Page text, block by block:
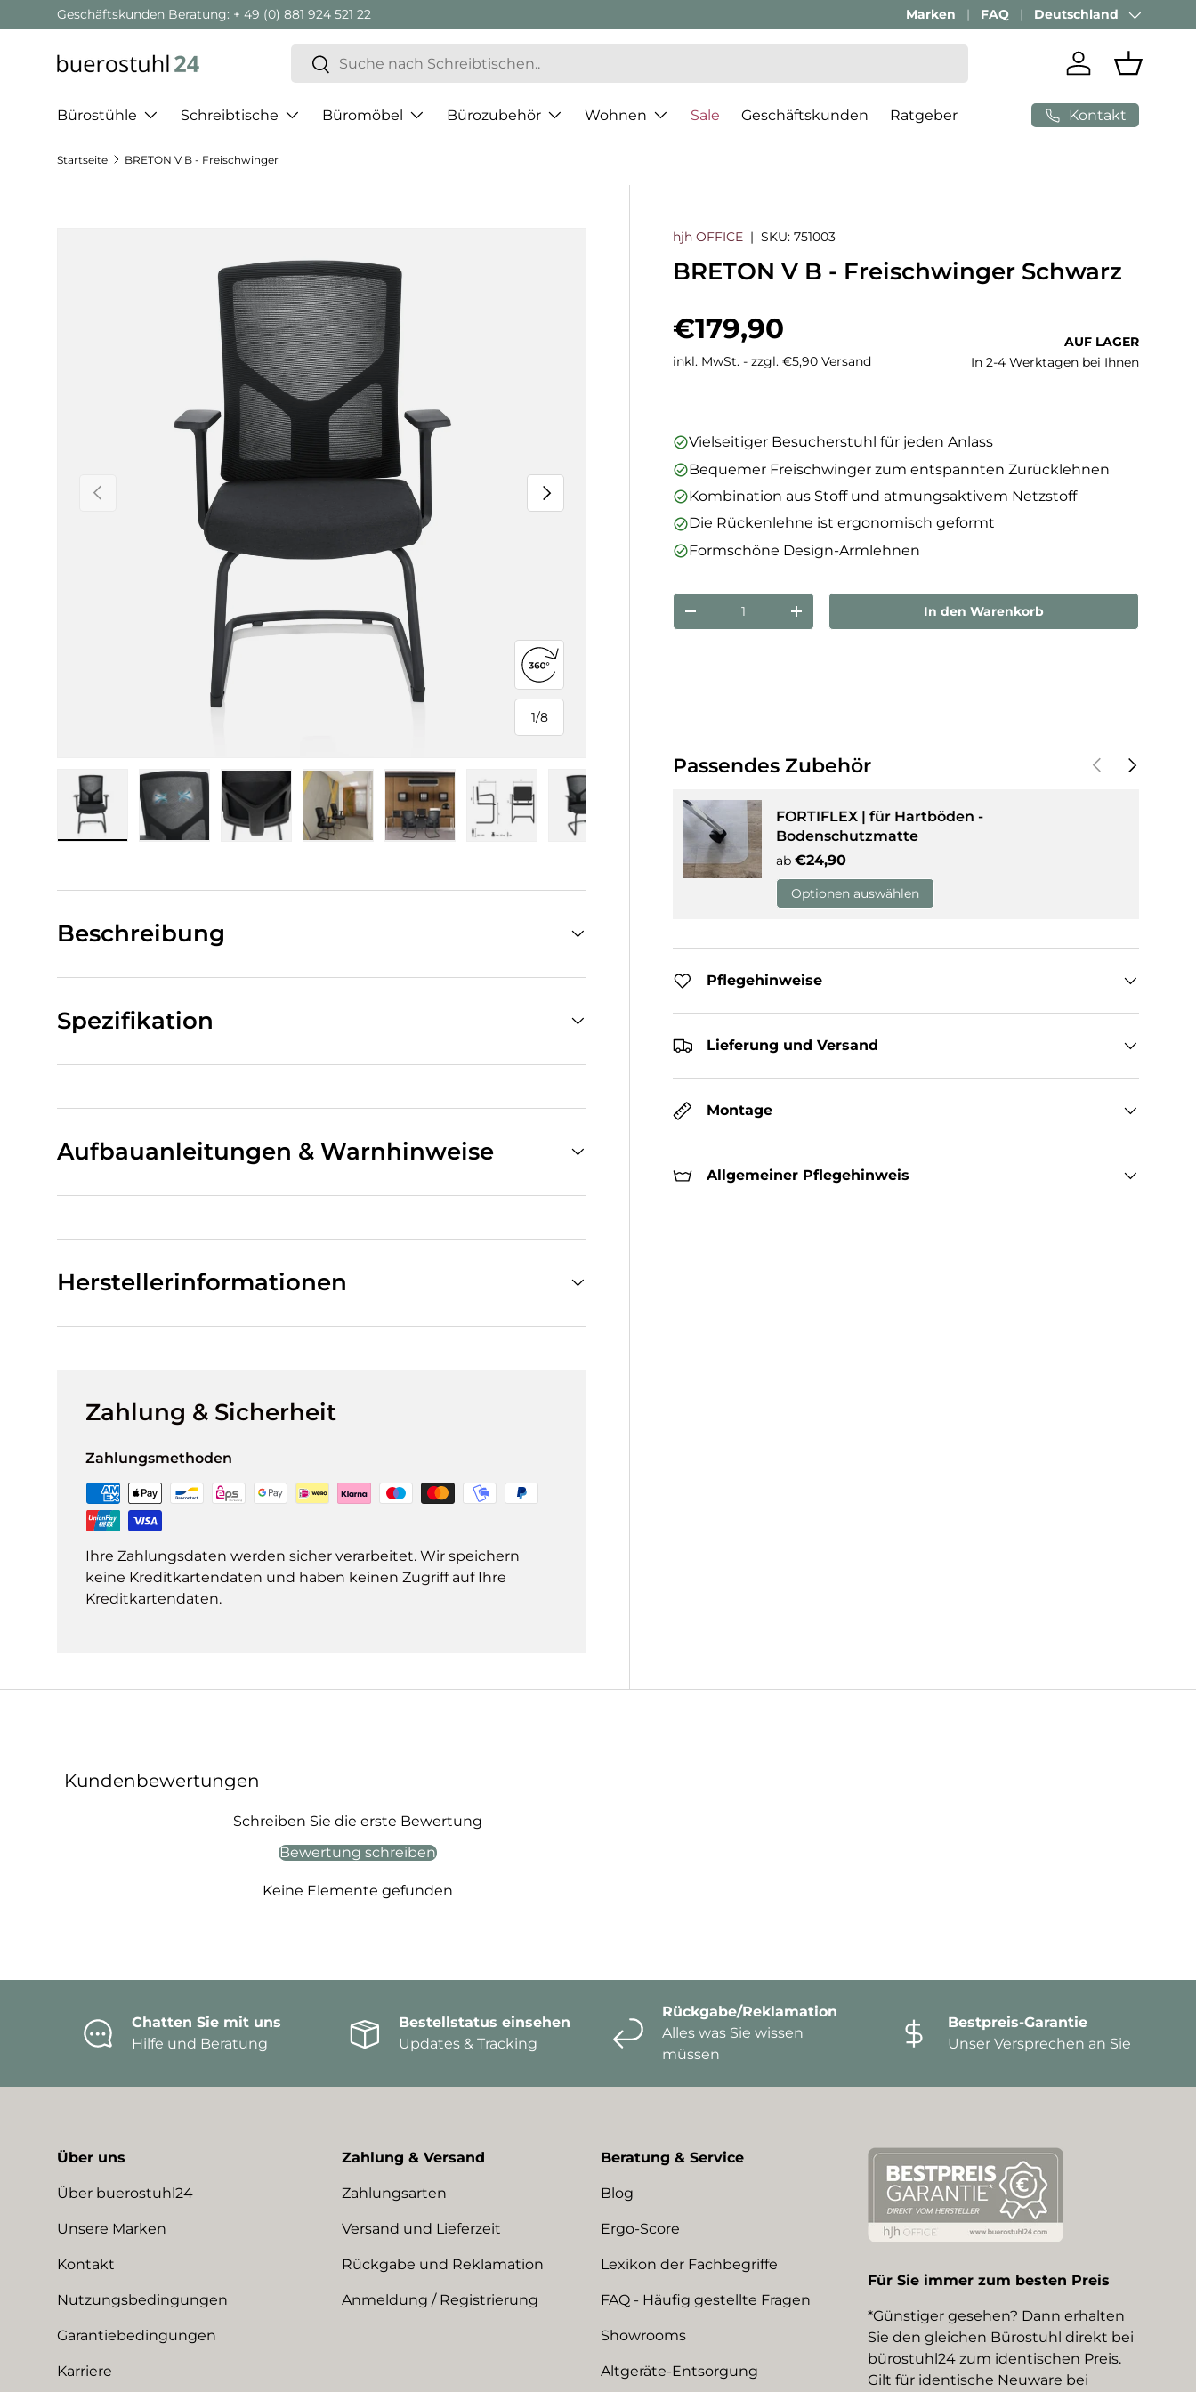
Direkt zum Inhalt
Geschäftskunden Beratung: + 49 (0) 881 924 521 22 Passenden Bürostuhl finden mitAI-Beratung
Marken FAQ Land/Region
Deutschland
Suchen
Suchen
Einloggen
Bürostühle Schreibtische Büromöbel Bürozubehör Wohnen Sale Geschäftskunden Ratgeber Kontakt
Startseite BRETON V B - Freischwinger
Zu Produktinformationen springen
Vorherige
1/
von
8
Nächste
360°-Ansicht öffnen
Bild 7 in Galerieansicht laden
Bild 8 in Galerieansicht laden
hjh OFFICE |SKU: 751003
BRETON V B - Freischwinger Schwarz
Normaler Preis
€179,90
inkl. MwSt. - zzgl. €5,90 Versand
AUF LAGER
In 2-4 Werktagen bei Ihnen
Vielseitiger Besucherstuhl für jeden Anlass
Bequemer Freischwinger zum entspannten Zurücklehnen
Kombination aus Stoff und atmungsaktivem Netzstoff
Die Rückenlehne ist ergonomisch geformt
Formschöne Design-Armlehnen
Anzahl
Menge verringernMenge erhöhen In den Warenkorb
Passendes Zubehör VorherigeNächste
FORTIFLEX | für Hartböden -
Bodenschutzmatte
ab Normaler Preis
€24,90
Optionen auswählen
Pflegehinweise
Lieferung und Versand
Montage
Allgemeiner Pflegehinweis
Beschreibung
Spezifikation
Aufbauanleitungen & Warnhinweise
Herstellerinformationen
Zahlung & Sicherheit
Zahlungsmethoden
Ihre Zahlungsdaten werden sicher verarbeitet. Wir speichern
keine Kreditkartendaten und haben keinen Zugriff auf Ihre
Kreditkartendaten.
Kundenbewertungen
Schreiben Sie die erste Bewertung
Bewertung schreiben
Keine Elemente gefunden
Chatten Sie mit uns
Hilfe und Beratung
Bestellstatus einsehen
Updates & Tracking
Rückgabe/Reklamation
Alles was Sie wissen
müssen
Bestpreis-Garantie
Unser Versprechen an Sie
Über uns
Über buerostuhl24
Unsere Marken
Kontakt
Nutzungsbedingungen
Garantiebedingungen
Karriere
Zahlung & Versand
Zahlungsarten
Versand und Lieferzeit
Rückgabe und Reklamation
Anmeldung / Registrierung
Beratung & Service
Blog
Ergo-Score
Lexikon der Fachbegriffe
FAQ - Häufig gestellte Fragen
Showrooms
Altgeräte-Entsorgung
Für Sie immer zum besten Preis
*Günstiger gesehen? Dann erhalten
Sie den gleichen Bürostuhl direkt bei
bürostuhl24 zum identischen Preis.
Gilt für identische Neuware bei